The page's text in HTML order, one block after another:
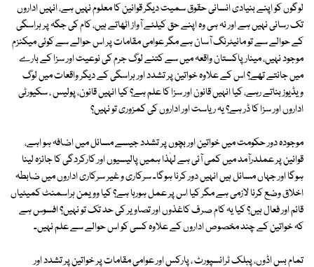
لوگوں کو اپنے بنیادی انسانی حقوق سمیت دیگر قوانین کا معلوم نہیں ہے، انہیں اداروں
تک رسائی نہیں ہے اور نہ ہی وہ اپنے حق کیلئے آواز اٹھاتے ہیں، کام کی جگہ پر ہراسگی
کے حوالے سے تو مانیٹرنگ آسان ہے مگر عوامی مقامات پر اس حوالے سے کوئی میکنزم
موجود نہیں، مینار پاکستان واقعہ میں سے کتنے لوگ جرم کی نوعیت اور سزا کے بارے
میں جانتے تھے؟ اس کے علاوہ خواتین پر تشدد اور ہراسگی کے دیگر واقعات میں لوگ
ویڈیوز بناتے رہے، کیا انہیں قانون اور سزا کا علم ہے؟ کیا انہیں قانون، پولیس ، سکیورٹی
اداروں اور سزا کا ڈر ہے؟ یہ ریاست اور اداروں کی کمزوری تو نہیں؟
موجودہ دور حکومت میں خواتین اور بچوں پر تشدد جیسے مسائل میں اضافہ ہو اہے،
قوانین پر عملدرآمد میں کمی آئی ہے لہٰذا ہمیں پالیسیوں اور کارکردگی کا جائزہ لینا
ہوگا اور جہاں مسائل ہیں انہیں دور کرنا ہوگا۔ سرکاری و غیر سرکاری اداروں میں ضابطہ
اخلاق وضع کرنا لازمی ہے مگر کیا اس پر عمل ہورہا ہے؟ کیا وویمن ہراسمنٹ کمیٹیاں
قائم اور فعال ہیں؟ کیا یہ کام صرف کاغذوں اور تصاویر کی حد تک تو نہیں؟ افسوس ہے
کہ خواتین کے چند مخصوص اداروں کے علاوہ کسی کو اس حوالے سے علم نہیں۔
تمام بس اڈوں، پبلک ٹرانسپورٹ ، پارکس اور عوامی مقامات پر خواتین پر تشدد اور